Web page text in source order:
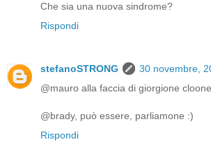
Che sia una nuova sindrome?
Rispondi
stefanoSTRONG
30 novembre,
@mauro alla faccia di giorgione
@brady, può essere, parliamone :)
Rispondi